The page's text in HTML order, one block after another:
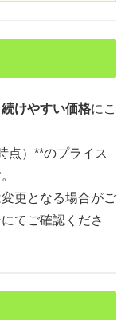
続けやすい価格にこ
点）**のプライス
更となる場合がご
てご確認くださ